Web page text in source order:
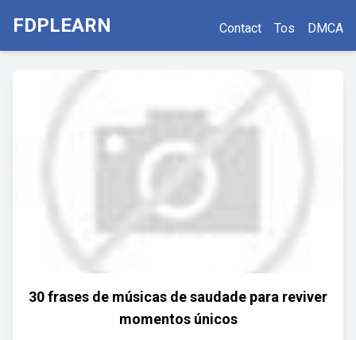
FDPLEARN Contact Tos DMCA
30 frases de músicas de saudade para reviver
momentos únicos